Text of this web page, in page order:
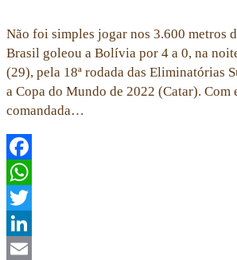
Não foi simples jogar nos 3.600 metros
Brasil goleou a Bolívia por 4 a 0, na
(29), pela 18ª rodada das Eliminatórias
a Copa do Mundo de 2022 (Catar). Com
comandada…
Facebook
WhatsApp
Twitter
LinkedIn